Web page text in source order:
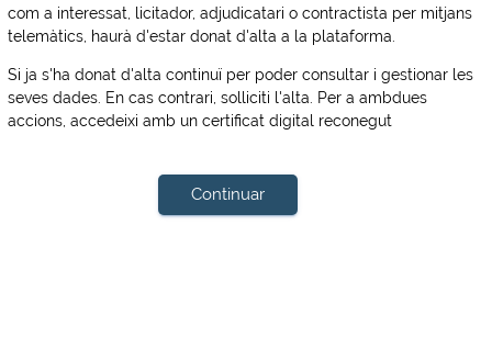
com a interessat, licitador, adjudicatari o contractista per mitjans
telemàtics, haurà d'estar donat d'alta a la plataforma.
Si ja s'ha donat d'alta continuï per poder consultar i gestionar les
seves dades. En cas contrari, solliciti l'alta. Per a ambdues
accions, accedeixi amb un certificat digital reconegut
Continuar